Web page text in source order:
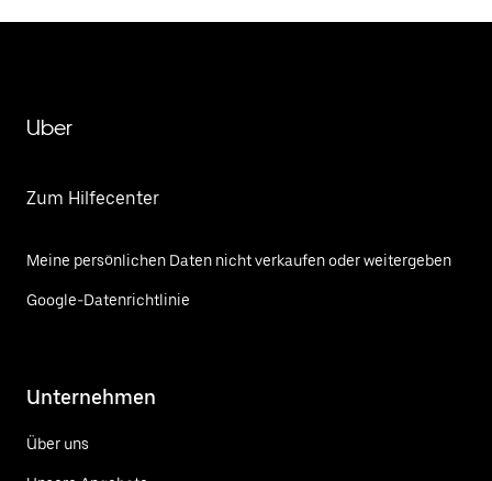
Uber
Zum Hilfecenter
Meine persönlichen Daten nicht verkaufen oder weitergeben
Google-Datenrichtlinie
Unternehmen
Über uns